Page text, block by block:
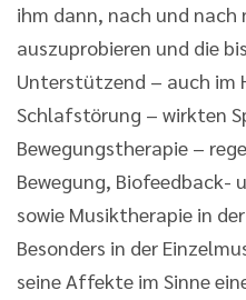
ihm dann, nach und
auszuprobieren und die
Unterstützend – auch im
Schlafstörung – wirkten
Bewegungstherapie –
Bewegung,
sowie Musiktherapie in
Besonders in der
seine Affekte im Sinne